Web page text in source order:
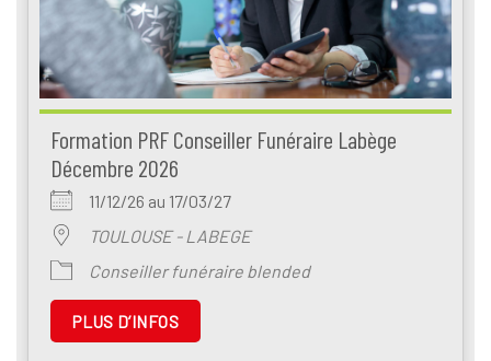
Formation PRF Conseiller Funéraire Labège
Décembre 2026
11/12/26 au 17/03/27
TOULOUSE - LABEGE
Conseiller funéraire blended
PLUS D’INFOS